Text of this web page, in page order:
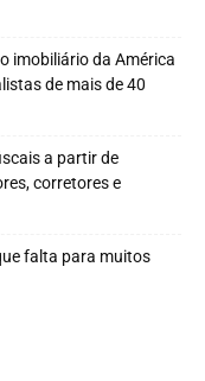
imobiliário da América
de mais de 40
a partir de
corretores e
falta para muitos